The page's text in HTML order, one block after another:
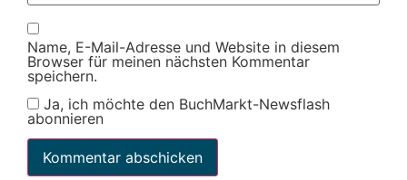
Name, E-Mail-Adresse und Website in diesem
Browser für meinen nächsten Kommentar
speichern.
Ja, ich möchte den BuchMarkt-Newsflash
abonnieren